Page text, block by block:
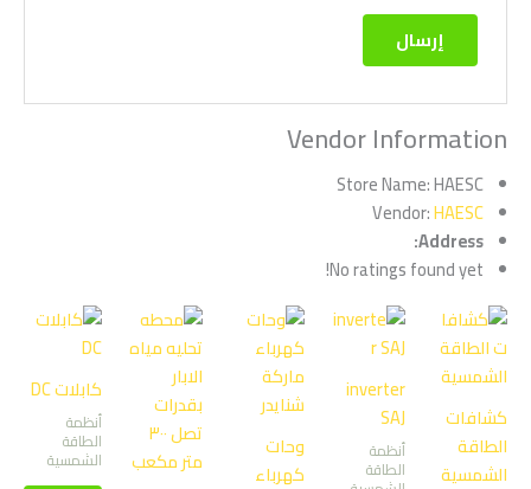
Vendor Information
Store Name:HAESC
Vendor:HAESC
Address:
No ratings found yet!
كشافات
الطاقة
الشمسية
inverter
SAJ
أنظمة
الطاقة
وحات
كهرباء
كابلات DC
أنظمة
الطاقة
الشمسية